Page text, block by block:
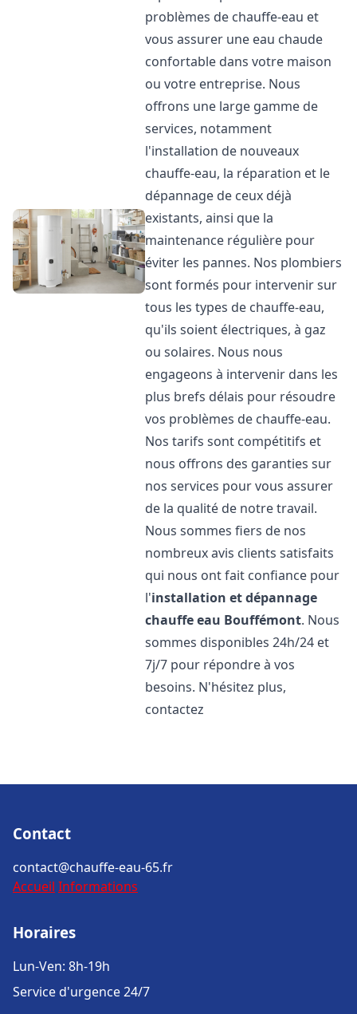
problèmes de chauffe-eau et
vous assurer une eau chaude
confortable dans votre maison
ou votre entreprise. Nous
offrons une large gamme de
services, notamment
l'installation de nouveaux
chauffe-eau, la réparation et le
dépannage de ceux déjà
existants, ainsi que la
maintenance régulière pour
éviter les pannes. Nos plombiers
sont formés pour intervenir sur
tous les types de chauffe-eau,
qu'ils soient électriques, à gaz
ou solaires. Nous nous
engageons à intervenir dans les
plus brefs délais pour résoudre
vos problèmes de chauffe-eau.
Nos tarifs sont compétitifs et
nous offrons des garanties sur
nos services pour vous assurer
de la qualité de notre travail.
Nous sommes fiers de nos
nombreux avis clients satisfaits
qui nous ont fait confiance pour
l'installation et dépannage
chauffe eau Bouffémont. Nous
sommes disponibles 24h/24 et
7j/7 pour répondre à vos
besoins. N'hésitez plus,
contactez
Contact
contact@chauffe-eau-65.fr
Accueil Informations
Horaires
Lun-Ven: 8h-19h
Service d'urgence 24/7